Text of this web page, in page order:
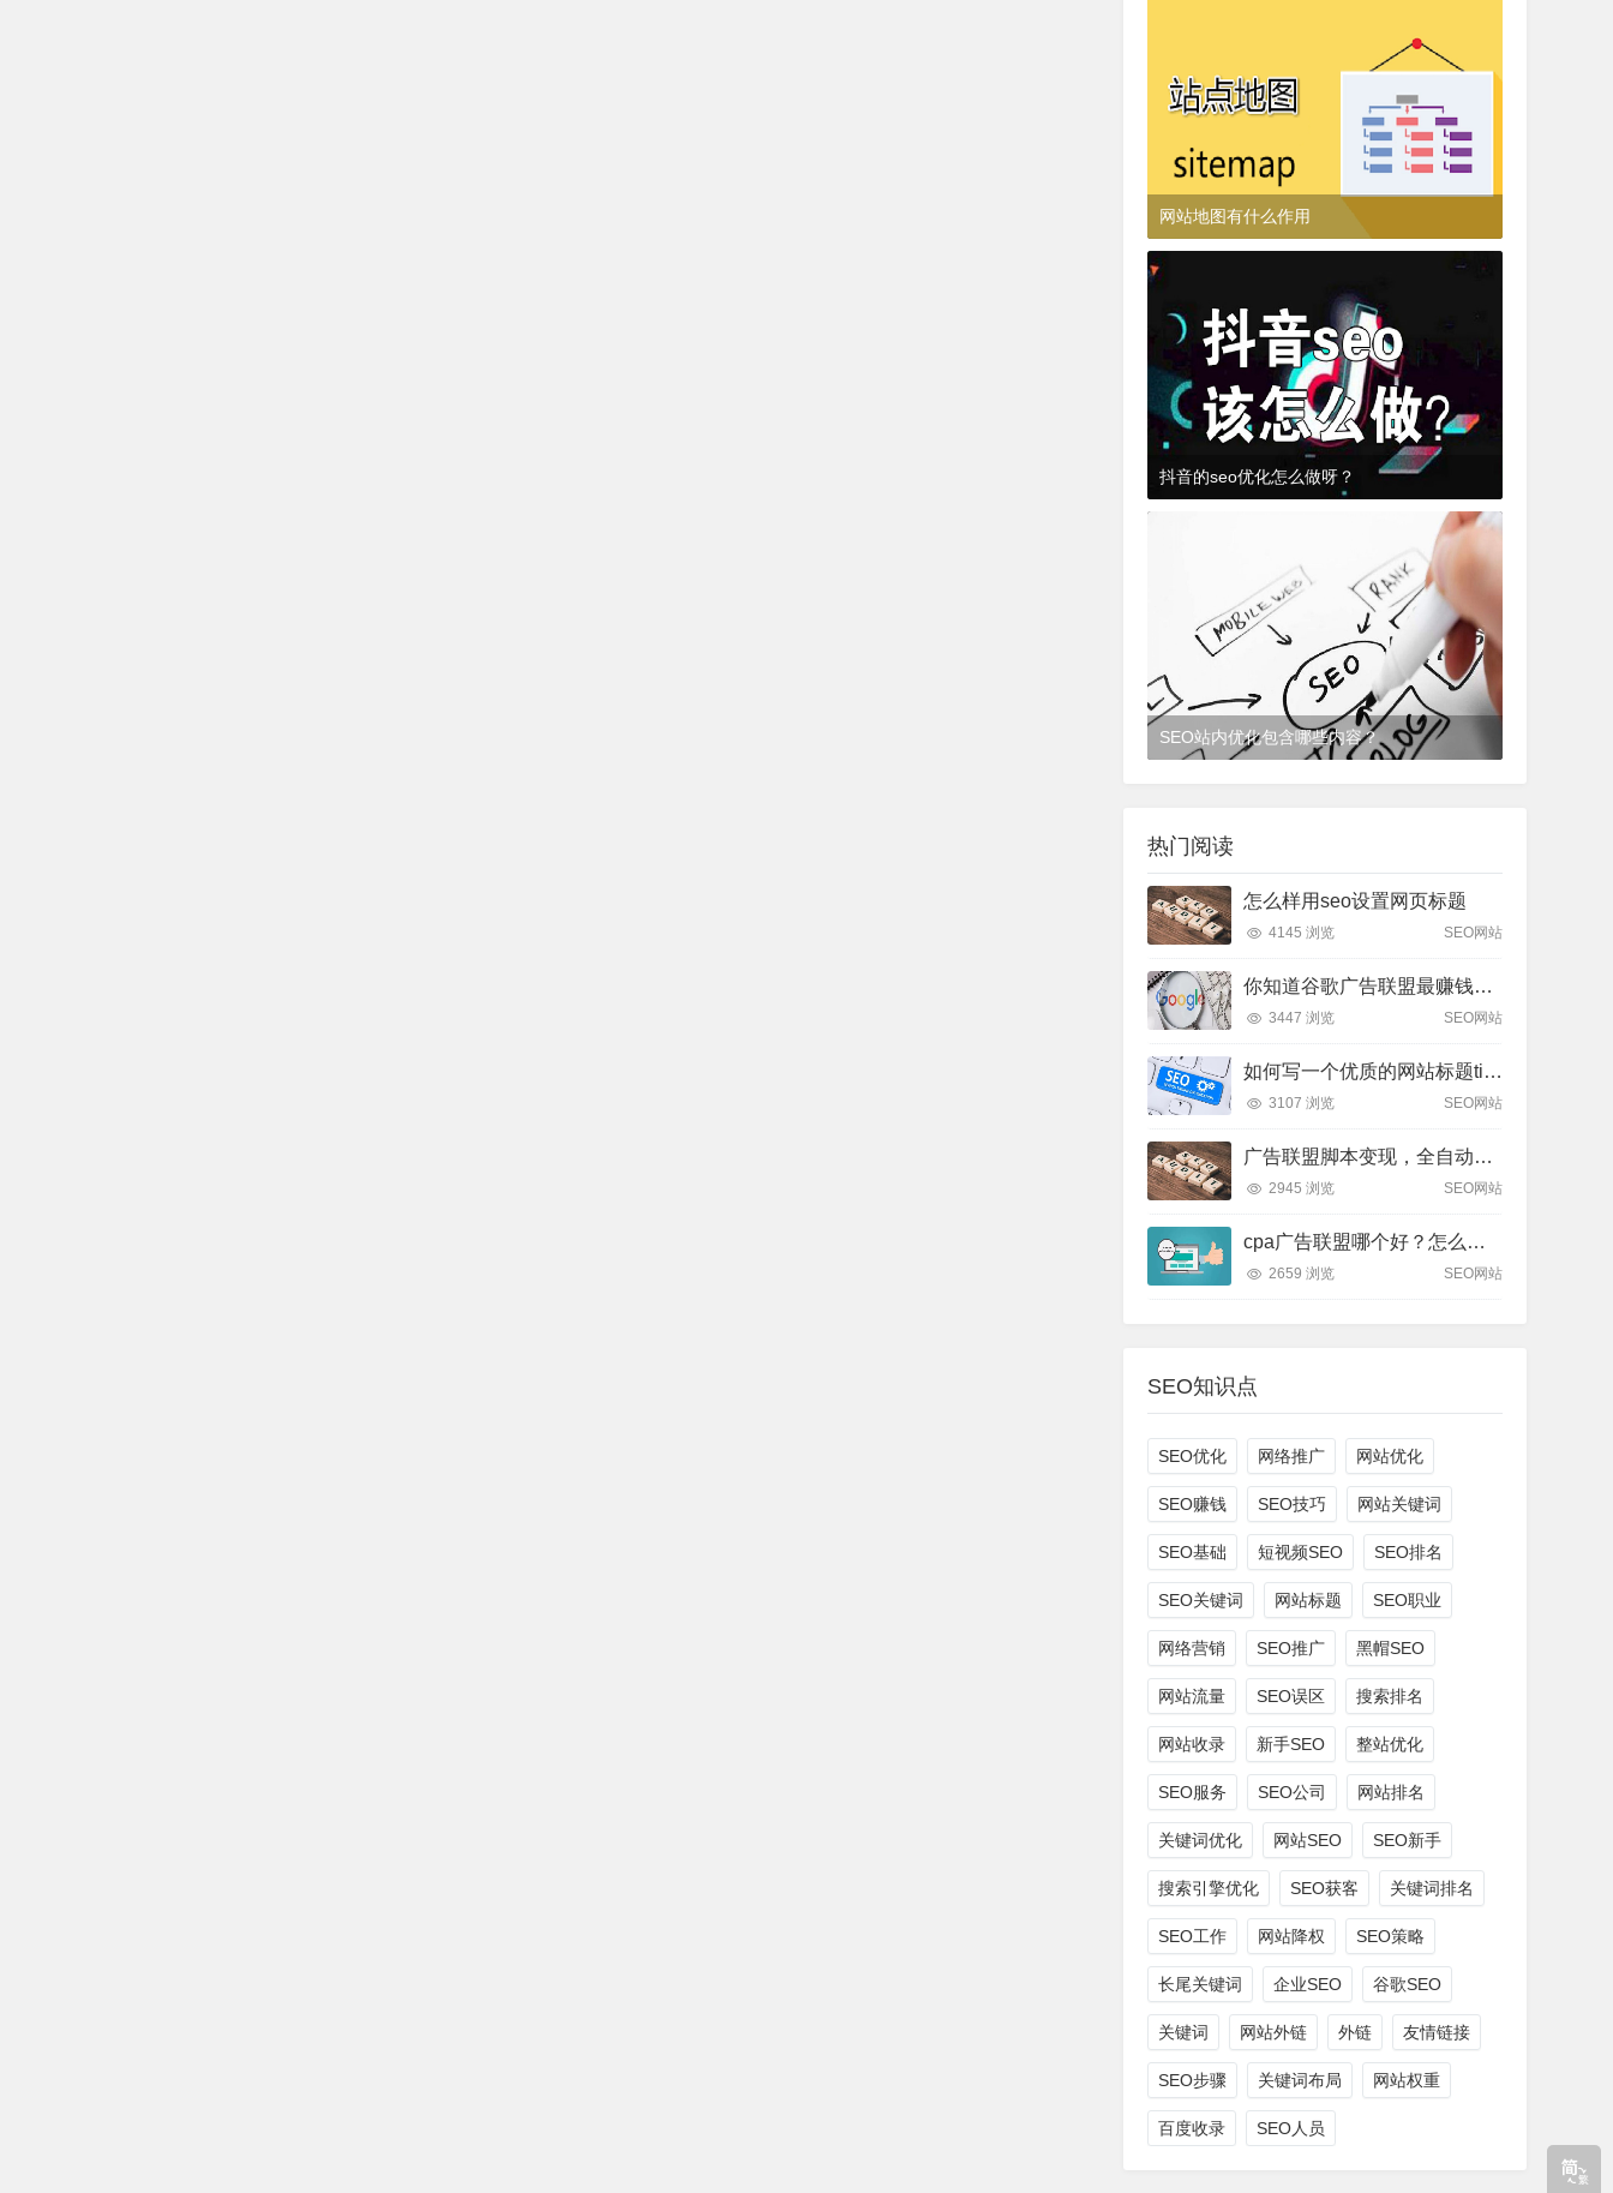
网站地图有什么作用
抖音的seo优化怎么做呀？
SEO抖音
SEO站内优化包含哪些内容？
热门阅读
怎么样用seo设置网页标题
4145 浏览 SEO网站
你知道谷歌广告联盟最赚钱的方法是哪个吗？
3447 浏览 SEO网站
如何写一个优质的网站标题title？
3107 浏览 SEO网站
广告联盟脚本变现，全自动引流实战操作日赚1000+（全套课程）
2945 浏览 SEO网站
cpa广告联盟哪个好？怎么选择？
2659 浏览 SEO网站
SEO知识点
SEO优化 网络推广 网站优化
SEO赚钱 SEO技巧 网站关键词
SEO基础 短视频SEO SEO排名
SEO关键词 网站标题 SEO职业
网络营销 SEO推广 黑帽SEO
网站流量 SEO误区 搜索排名
网站收录 新手SEO 整站优化
SEO服务 SEO公司 网站排名
关键词优化 网站SEO SEO新手
搜索引擎优化 SEO获客 关键词排名
SEO工作 网站降权 SEO策略
长尾关键词 企业SEO 谷歌SEO
关键词 网站外链 外链 友情链接
SEO步骤 关键词布局 网站权重
百度收录 SEO人员